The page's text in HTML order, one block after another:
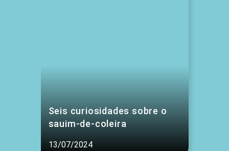
Seis curiosidades sobre o
sauim-de-coleira
13/07/2024